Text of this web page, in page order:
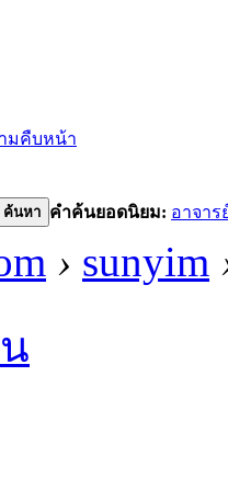
มคืบหน้า
ค้นหา คำค้นยอดนิยม: อาจาร
› sunyim